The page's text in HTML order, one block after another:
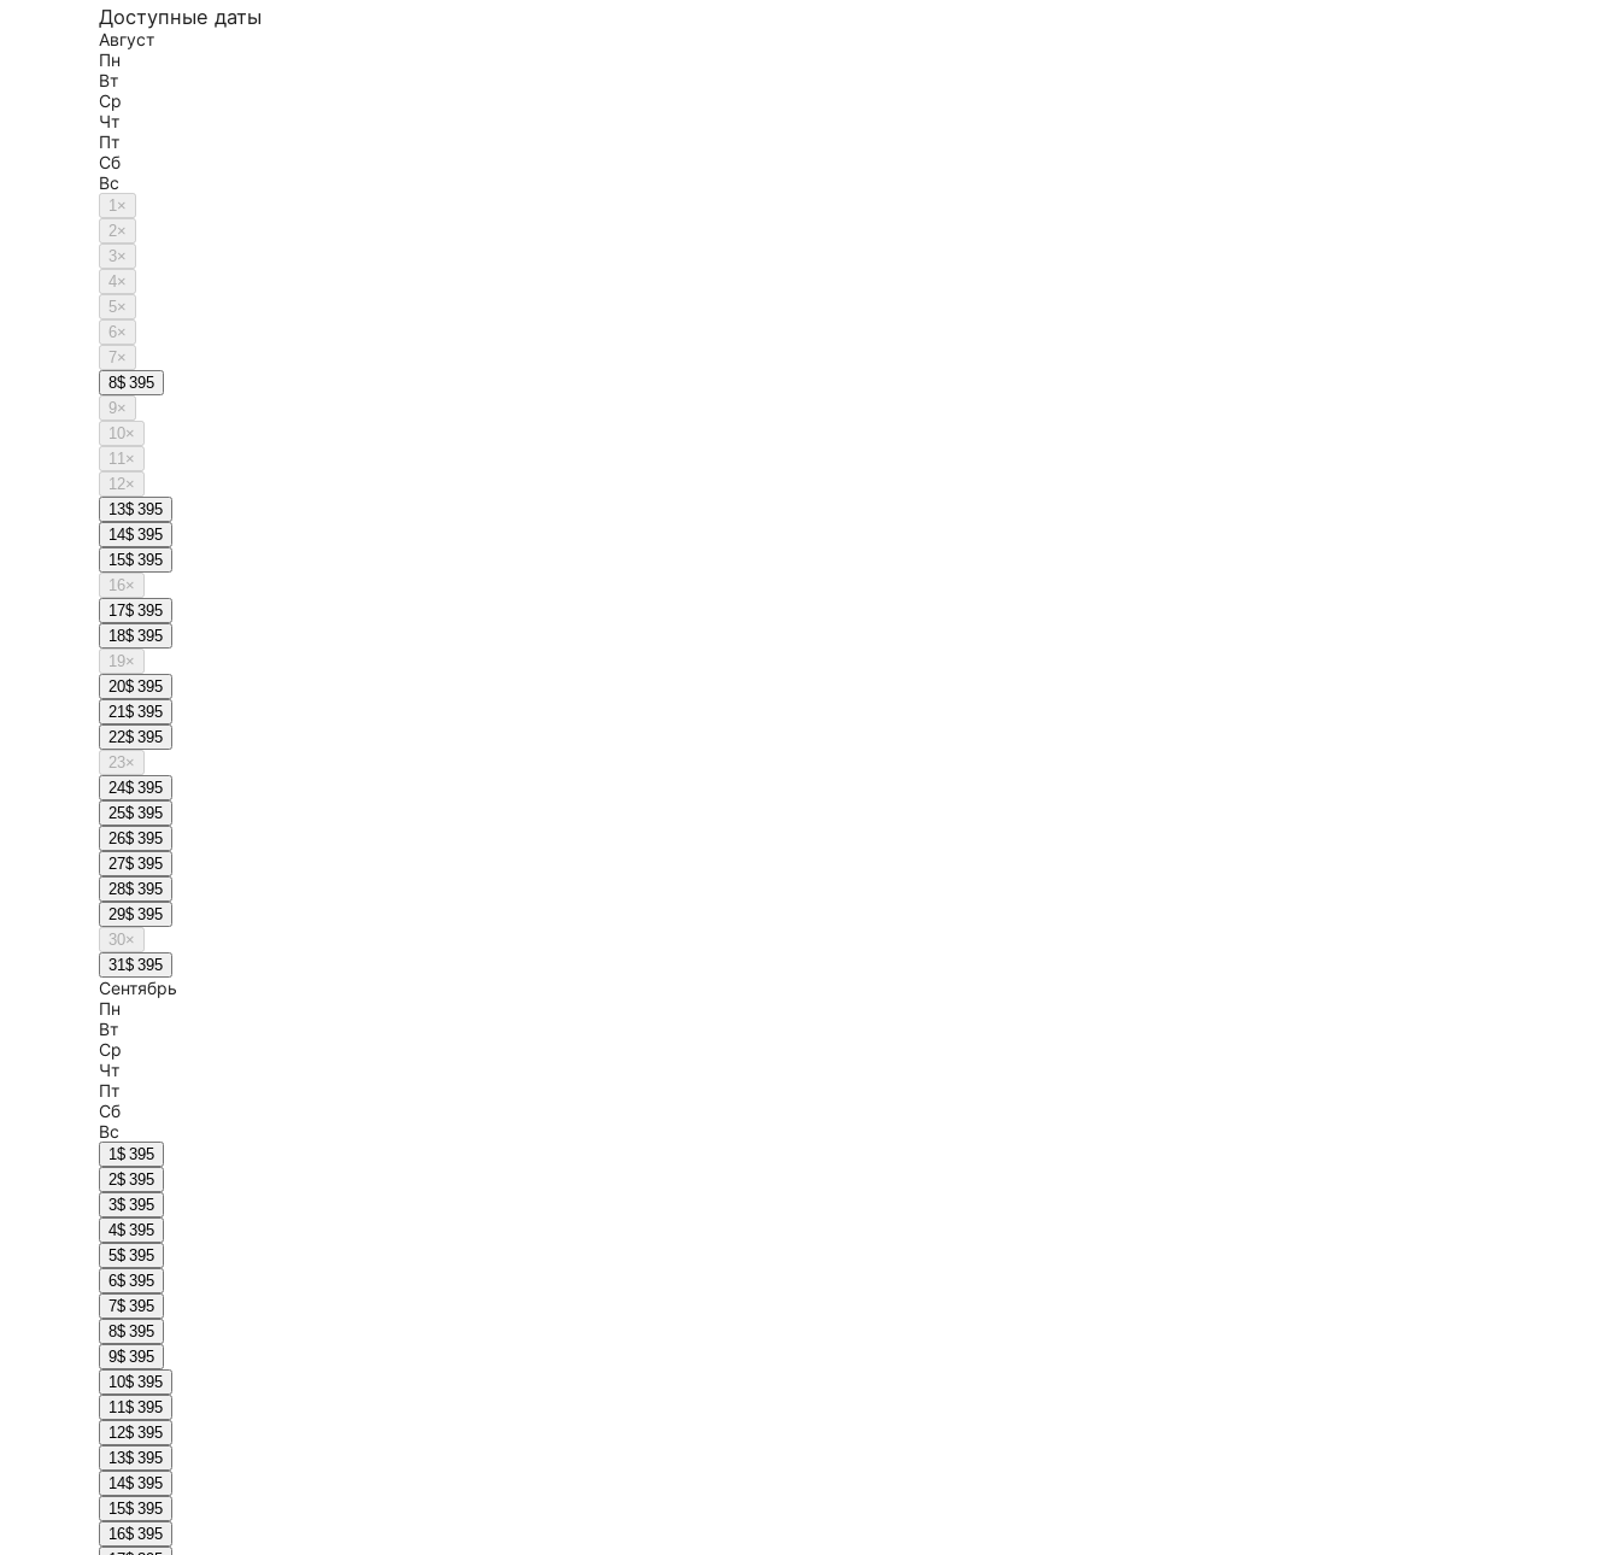
Доступные даты
Август
Пн
Вт
Ср
Чт
Пт
Сб
Вс
1×
2×
3×
4×
5×
6×
7×
8$ 395
9×
10×
11×
12×
13$ 395
14$ 395
15$ 395
16×
17$ 395
18$ 395
19×
20$ 395
21$ 395
22$ 395
23×
24$ 395
25$ 395
26$ 395
27$ 395
28$ 395
29$ 395
30×
31$ 395
Сентябрь
Пн
Вт
Ср
Чт
Пт
Сб
Вс
1$ 395
2$ 395
3$ 395
4$ 395
5$ 395
6$ 395
7$ 395
8$ 395
9$ 395
10$ 395
11$ 395
12$ 395
13$ 395
14$ 395
15$ 395
16$ 395